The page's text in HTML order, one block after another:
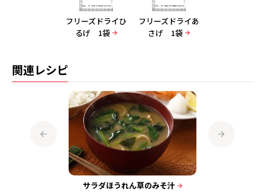
フリーズドライひ
るげ 1袋
フリーズドライあ
さげ 1袋
関連レシピ
サラダほうれん草のみそ汁